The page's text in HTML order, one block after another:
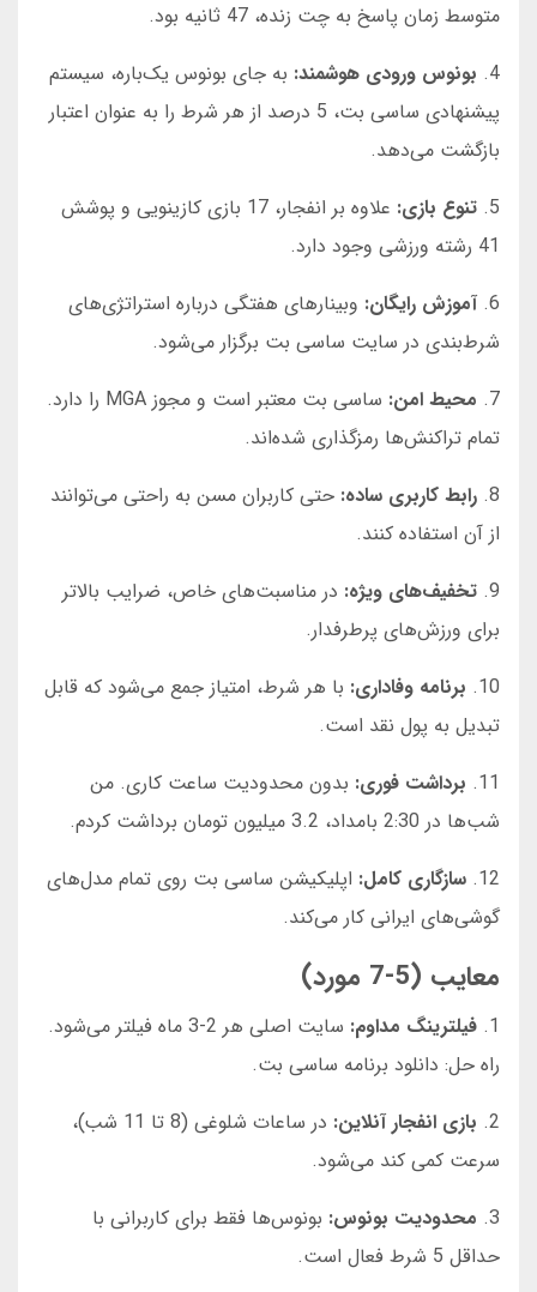
متوسط زمان پاسخ به چت زنده، 47 ثانیه بود.
4. بونوس ورودی هوشمند: به جای بونوس یک‌باره، سیستم
پیشنهادی ساسی بت، 5 درصد از هر شرط را به عنوان اعتبار
بازگشت می‌دهد.
5. تنوع بازی:
علاوه بر انفجار، 17 بازی کازینویی و پوشش
41 رشته ورزشی وجود دارد.
6. آموزش رایگان: وبینارهای هفتگی درباره استراتژی‌های
شرط‌بندی در سایت ساسی بت برگزار می‌شود.
7. محیط امن:
ساسی بت معتبر است و مجوز MGA را دارد.
تمام تراکنش‌ها رمزگذاری شده‌اند.
8. رابط کاربری ساده: حتی کاربران مسن به راحتی می‌توانند
از آن استفاده کنند.
9. تخفیف‌های ویژه: در مناسبت‌های خاص، ضرایب بالاتر
برای ورزش‌های پرطرفدار.
10. برنامه وفاداری: با هر شرط، امتیاز جمع می‌شود که قابل
تبدیل به پول نقد است.
11. برداشت فوری: بدون محدودیت ساعت کاری. من
شب‌ها در 2:30 بامداد، 3.2 میلیون تومان برداشت کردم.
12. سازگاری کامل: اپلیکیشن ساسی بت روی تمام مدل‌های
گوشی‌های ایرانی کار می‌کند.
معایب (5-7 مورد)
1. فیلترینگ مداوم:
سایت اصلی هر 2-3 ماه فیلتر می‌شود.
راه حل: دانلود برنامه ساسی بت.
2. بازی انفجار آنلاین:
در ساعات شلوغی (8 تا 11 شب)،
سرعت کمی کند می‌شود.
3. محدودیت بونوس: بونوس‌ها فقط برای کاربرانی با
حداقل 5 شرط فعال است.